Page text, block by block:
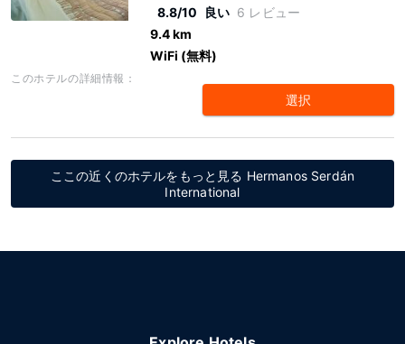
8.8/10 良い 6 レビュー
9.4 km
WiFi (無料)
このホテルの詳細情報：
選択
ここの近くのホテルをもっと見る Hermanos Serdán
International